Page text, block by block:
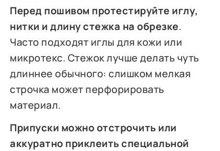
Перед пошивом протестируйте иглу,
нитки и длину стежка на обрезке.
Часто подходят иглы для кожи или
микротекс. Стежок лучше делать чуть
длиннее обычного: слишком мелкая
строчка может перфорировать
материал.
Припуски можно отстрочить или
аккуратно приклеить специальной